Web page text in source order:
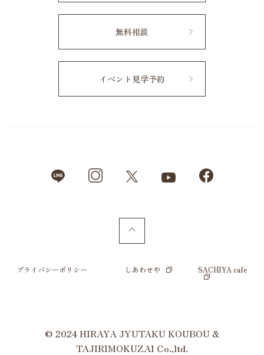
無料相談
イベント見学予約
プライバシーポリシー しあわせや SACHIYA cafe
© 2024 HIRAYA JYUTAKU KOUBOU &
TAJIRIMOKUZAI Co.,ltd.